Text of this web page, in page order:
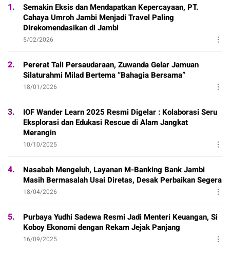
1.
Semakin Eksis dan Mendapatkan Kepercayaan, PT.
Cahaya Umroh Jambi Menjadi Travel Paling
Direkomendasikan di Jambi
5/02/2026
2.
Pererat Tali Persaudaraan, Zuwanda Gelar Jamuan
Silaturahmi Milad Bertema “Bahagia Bersama”
18/01/2026
3.
IOF Wander Learn 2025 Resmi Digelar : Kolaborasi Seru
Eksplorasi dan Edukasi Rescue di Alam Jangkat
Merangin
10/10/2025
4.
Nasabah Mengeluh, Layanan M-Banking Bank Jambi
Masih Bermasalah Usai Diretas, Desak Perbaikan Segera
18/04/2026
5.
Purbaya Yudhi Sadewa Resmi Jadi Menteri Keuangan, Si
Koboy Ekonomi dengan Rekam Jejak Panjang
16/09/2025